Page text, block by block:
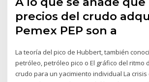
precios del crudo
Pemex PEP son a
La teoría del pico de Hubbert, también
petróleo, petróleo pico o El gráfico del ritmo
crudo para un yacimiento individual La